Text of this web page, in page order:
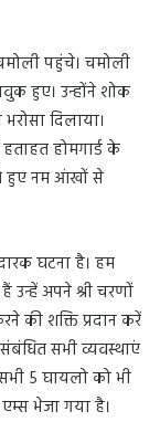
पहुंचे। चमोली
हुए। उन्होंने शोक
दिलाया।
होमगार्ड के
हुए नम आंखों से
घटना है। हम
उन्हें अपने श्री चरणों
की शक्ति प्रदान करें
सभी व्यवस्थाएं
5 घायलो को भी
भेजा गया है।